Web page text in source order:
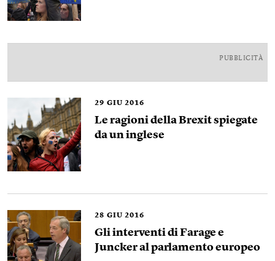
PUBBLICITÀ
29 GIU 2016
Le ragioni della Brexit spiegate
da un inglese
28 GIU 2016
Gli interventi di Farage e
Juncker al parlamento europeo